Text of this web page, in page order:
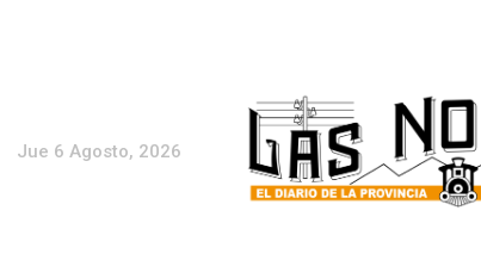
Jue 6 Agosto, 2026